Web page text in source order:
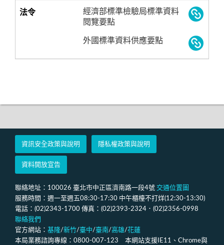
經濟部標準檢驗局標準資料
閱覽要點
外國標準資料供應要點
資訊安全政策與說明 隱私權政策與說明
資料開放宣告
聯絡地址：100026 臺北市中正區濟南路一段4號 交通位置圖
服務時間：週一至週五08:30-17:30 中午櫃檯不打烊(12:30-13:30)
電話：(02)2343-1700 傳真：(02)2393-2324．(02)2356-0998
聯絡我們
官方網站： 基隆/新竹/臺中/臺南/高雄/花蓮
本局業務諮詢專線：0800-007-123 本網站支援IE11、Chrome與